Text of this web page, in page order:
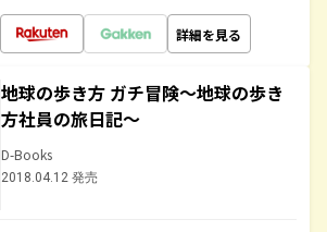
詳細を見る
地球の歩き方 ガチ冒険～地球の歩き
方社員の旅日記～
D-Books
2018.04.12 発売